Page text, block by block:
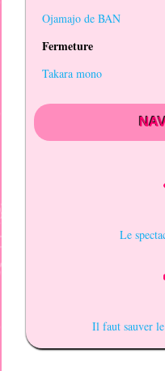
Ojamajo de BAN
Fermeture
Takara mono
Le
Il faut sauver